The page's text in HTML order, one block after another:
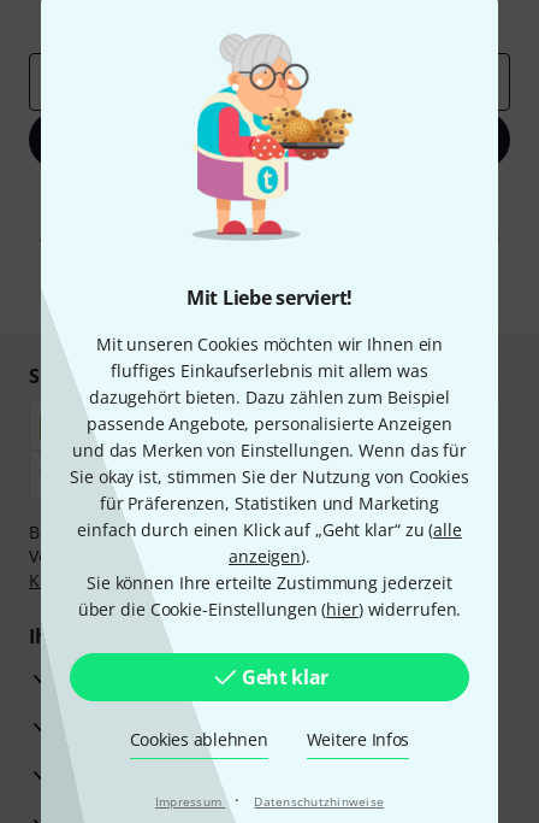
Mit Liebe serviert!
Mit unseren Cookies möchten wir Ihnen ein
fluffiges Einkaufserlebnis mit allem was
dazugehört bieten. Dazu zählen zum Beispiel
passende Angebote, personalisierte Anzeigen
und das Merken von Einstellungen. Wenn das für
Sie okay ist, stimmen Sie der Nutzung von Cookies
für Präferenzen, Statistiken und Marketing
einfach durch einen Klick auf „Geht klar“ zu (alle
anzeigen).
Sie können Ihre erteilte Zustimmung jederzeit
über die Cookie-Einstellungen (hier) widerrufen.
Geht klar
Cookies ablehnen Weitere Infos
Impressum · Datenschutzhinweise
Jetzt anmelden
Mit Klick auf „Jetzt anmelden“ stimmen Sie dem Erhalt von E-Mail-
Werbung und einer Messung des E-Mail-Nutzungsverhaltens zu. Die
Abmeldung ist jederzeit möglich. Weitere Informationen finden Sie in
* Pflichtfeld
Sicher einkaufen & bezahlen
Bezahlen Sie vertraulich und sicher per Nachnahme,
Vorkasse, PayPal, Amazon Pay,Klarna Sofort bezahlen
Klarna Ratenzahlungoder Kreditkarte.
Ihre Vorteile
3 Jahre Thomann Garantie
30 Tage Money-Back-Garantie